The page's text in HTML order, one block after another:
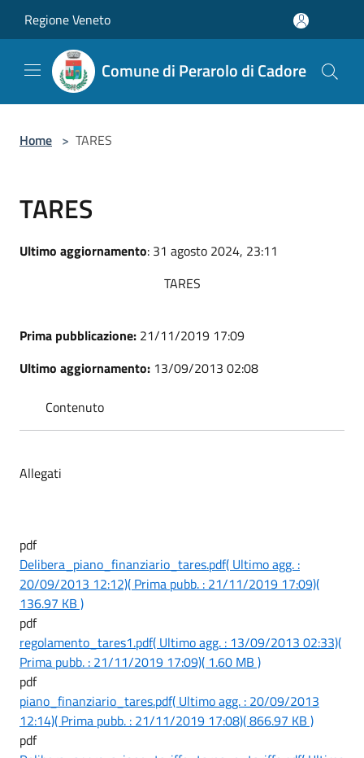
Regione Veneto
Comune di Perarolo di Cadore
Home > TARES
TARES
Ultimo aggiornamento: 31 agosto 2024, 23:11
TARES
Prima pubblicazione: 21/11/2019 17:09
Ultimo aggiornamento: 13/09/2013 02:08
Contenuto
Allegati
pdf
Delibera_piano_finanziario_tares.pdf( Ultimo agg. :
20/09/2013 12:12)( Prima pubb. : 21/11/2019 17:09)(
136.97 KB )
pdf
regolamento_tares1.pdf( Ultimo agg. : 13/09/2013 02:33)(
Prima pubb. : 21/11/2019 17:09)( 1.60 MB )
pdf
piano_finanziario_tares.pdf( Ultimo agg. : 20/09/2013
12:14)( Prima pubb. : 21/11/2019 17:08)( 866.97 KB )
pdf